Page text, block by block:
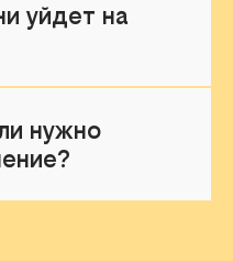
уйдет на
нужно